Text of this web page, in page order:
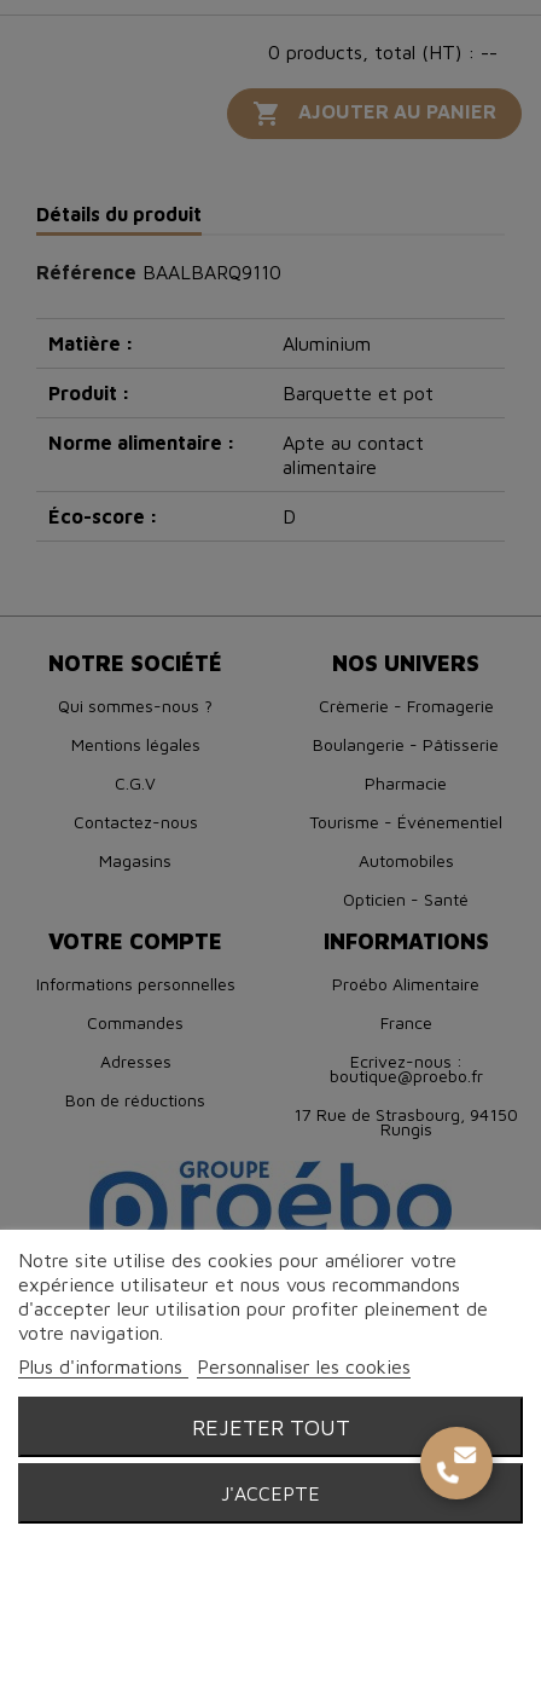
0 products, total (HT) : --
 AJOUTER AU PANIER
Détails du produit
Référence BAALBARQ9110
Matière : Aluminium
Produit : Barquette et pot
Norme alimentaire :
Apte au contact
alimentaire
Éco-score : D
NOTRE SOCIÉTÉ
Qui sommes-nous ?
Mentions légales
C.G.V
Contactez-nous
Magasins
NOS UNIVERS
Crèmerie - Fromagerie
Boulangerie - Pâtisserie
Pharmacie
Tourisme - Événementiel
Automobiles
Opticien - Santé
VOTRE COMPTE
Informations personnelles
Commandes
Adresses
Bon de réductions
INFORMATIONS
Proébo Alimentaire
France
Ecrivez-nous :
boutique@proebo.fr
17 Rue de Strasbourg, 94150
Rungis
Notre site utilise des cookies pour améliorer votre
expérience utilisateur et nous vous recommandons
d'accepter leur utilisation pour profiter pleinement de
votre navigation.
Plus d'informations
Personnaliser les cookies
REJETER TOUT
J'ACCEPTE
© Proebo Alimentaire - Boucherie Charcuterie Traiteur - 2026 |